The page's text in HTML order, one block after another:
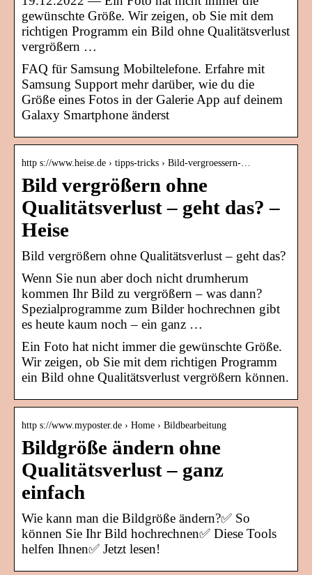
gewünschte Größe. Wir zeigen, ob Sie mit dem
richtigen Programm ein Bild ohne Qualitätsverlust
vergrößern …
FAQ für Samsung Mobiltelefone. Erfahre mit
Samsung Support mehr darüber, wie du die
Größe eines Fotos in der Galerie App auf deinem
Galaxy Smartphone änderst
http s://www.heise.de › tipps-tricks › Bild-vergroessern-…
Bild vergrößern ohne
Qualitätsverlust – geht das? –
Heise
Bild vergrößern ohne Qualitätsverlust – geht das?
Wenn Sie nun aber doch nicht drumherum
kommen Ihr Bild zu vergrößern – was dann?
Spezialprogramme zum Bilder hochrechnen gibt
es heute kaum noch – ein ganz …
Ein Foto hat nicht immer die gewünschte Größe.
Wir zeigen, ob Sie mit dem richtigen Programm
ein Bild ohne Qualitätsverlust vergrößern können.
http s://www.myposter.de › Home › Bildbearbeitung
Bildgröße ändern ohne
Qualitätsverlust – ganz
einfach
Wie kann man die Bildgröße ändern?✅ So
können Sie Ihr Bild hochrechnen✅ Diese Tools
helfen Ihnen✅ Jetzt lesen!